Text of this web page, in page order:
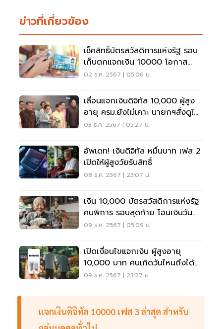
ข่าวที่เกี่ยวข้อง
เช็คสิทธิ์บัตรสวัสดิการแห่งรัฐ รอบ
เก็บตกแจกเงิน 10000 โอกาส
สุดท้ายรีบด่วน
02 ธ.ค. 2567 | 05:06 น.
เลื่อนแจกเงินดิจิทัล 10,000 ผู้สูง
อายุ ครม.ยังไม่เคาะ นายกฯสั่งดูให้
รอบคอบ
03 ธ.ค. 2567 | 05:27 น.
อัพเดท! เงินดิจิทัล หมื่นบาท เฟส 2
เปิดให้ผู้สูงวัยรับสิทธิ์
08 ธ.ค. 2567 | 23:07 น.
เงิน 10,000 บัตรสวัสดิการแห่งรัฐ
คนพิการ รอบสุดท้าย โอนเงินวัน
ไหนดูเลย
09 ธ.ค. 2567 | 05:09 น.
เปิดเงื่อนไขแจกเงิน ผู้สูงอายุ
10,000 บาท คนเกิดวันไหนถึงได้
รับสิทธิ
09 ธ.ค. 2567 | 23:27 น.
แจกเงินดิจิทัล 10000 เฟส 3 ล่าสุด สำหรับ